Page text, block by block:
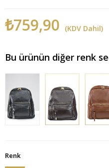
₺759,90 (KDV Dahil)
Bu ürünün diğer renk
Renk